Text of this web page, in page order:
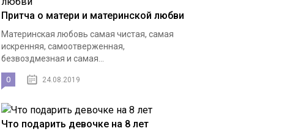
Притча о матери и материнской любви
Материнская любовь самая чистая, самая
искренняя, самоотверженная,
безвоздмезная и самая...
0 24.08.2019
Что подарить девочке на 8 лет